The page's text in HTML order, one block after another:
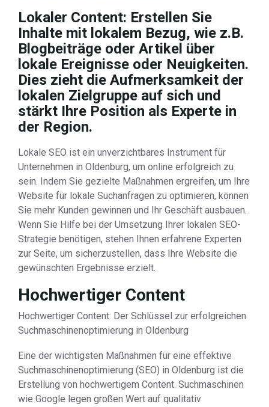
Lokaler Content: Erstellen Sie
Inhalte mit lokalem Bezug, wie z.B.
Blogbeiträge oder Artikel über
lokale Ereignisse oder Neuigkeiten.
Dies zieht die Aufmerksamkeit der
lokalen Zielgruppe auf sich und
stärkt Ihre Position als Experte in
der Region.
Lokale SEO ist ein unverzichtbares Instrument für
Unternehmen in Oldenburg, um online erfolgreich zu
sein. Indem Sie gezielte Maßnahmen ergreifen, um Ihre
Website für lokale Suchanfragen zu optimieren, können
Sie mehr Kunden gewinnen und Ihr Geschäft ausbauen.
Wenn Sie Hilfe bei der Umsetzung Ihrer lokalen SEO-
Strategie benötigen, stehen Ihnen erfahrene Experten
zur Seite, um sicherzustellen, dass Ihre Website die
gewünschten Ergebnisse erzielt.
Hochwertiger Content
Hochwertiger Content: Der Schlüssel zur erfolgreichen
Suchmaschinenoptimierung in Oldenburg
Eine der wichtigsten Maßnahmen für eine effektive
Suchmaschinenoptimierung (SEO) in Oldenburg ist die
Erstellung von hochwertigem Content. Suchmaschinen
wie Google legen großen Wert auf qualitativ